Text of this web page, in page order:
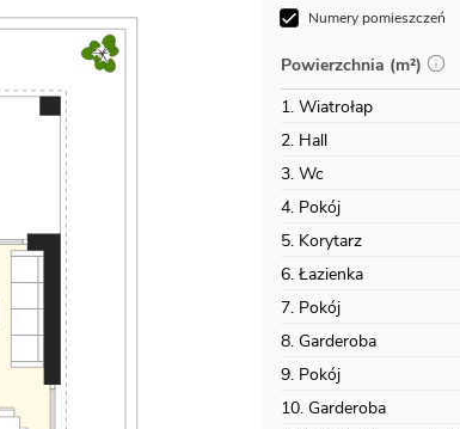
Numery pomieszczeń
Powierzchnia (m²)
1. Wiatrołap
2. Hall
3. Wc
4. Pokój
5. Korytarz
6. Łazienka
7. Pokój
8. Garderoba
9. Pokój
10. Garderoba